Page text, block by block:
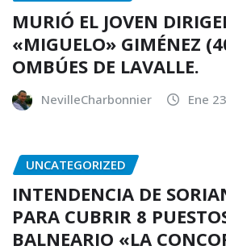
MURIÓ EL JOVEN
«MIGUELO» GIMÉNEZ
OMBÚES DE LAVALLE.
NevilleCharbonnier Ene
UNCATEGORIZED
INTENDENCIA DE
PARA CUBRIR 8
BALNEARIO «LA